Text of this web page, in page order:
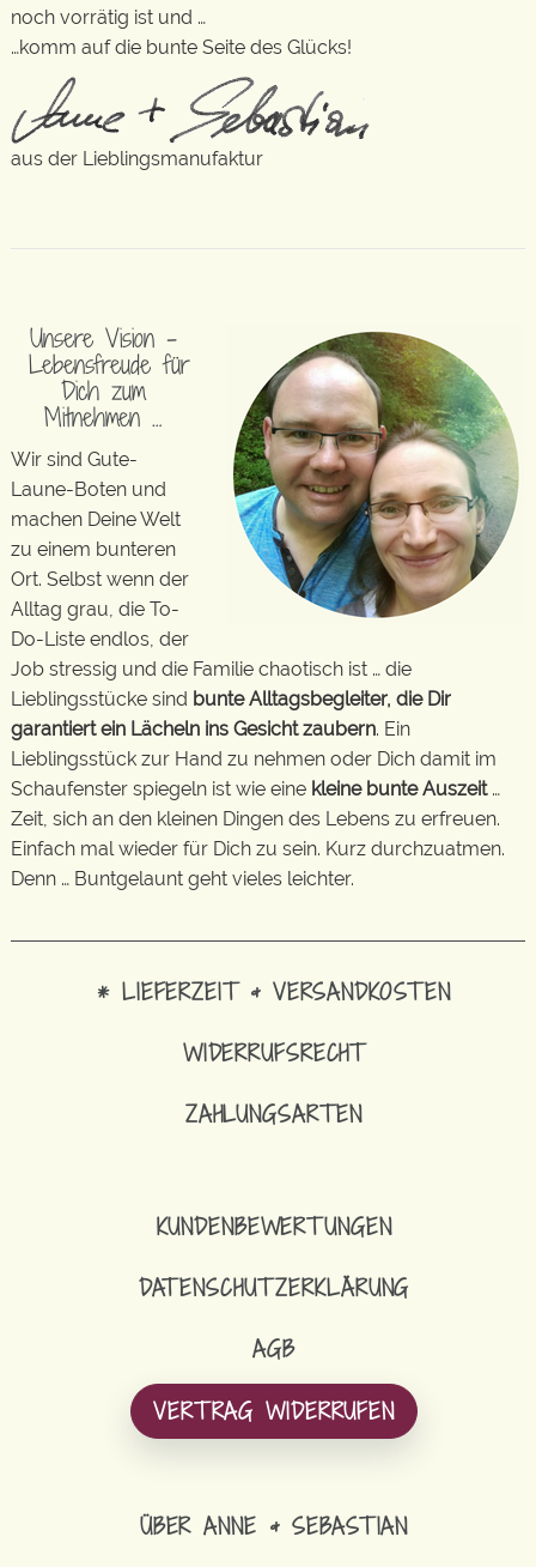
noch vorrätig ist und …
…komm auf die bunte Seite des Glücks!
aus der Lieblingsmanufaktur
Unsere Vision –
Lebensfreude für
Dich zum
Mitnehmen …
Wir sind Gute-
Laune-Boten und
machen Deine Welt
zu einem bunteren
Ort. Selbst wenn der
Alltag grau, die To-
Do-Liste endlos, der
Job stressig und die Familie chaotisch ist … die
Lieblingsstücke sind bunte Alltagsbegleiter, die Dir
garantiert ein Lächeln ins Gesicht zaubern. Ein
Lieblingsstück zur Hand zu nehmen oder Dich damit im
Schaufenster spiegeln ist wie eine kleine bunte Auszeit…
Zeit, sich an den kleinen Dingen des Lebens zu erfreuen.
Einfach mal wieder für Dich zu sein. Kurz durchzuatmen.
Denn … Buntgelaunt geht vieles leichter.
* LIEFERZEIT & VERSANDKOSTEN
WIDERRUFSRECHT
ZAHLUNGSARTEN
KUNDENBEWERTUNGEN
DATENSCHUTZERKLÄRUNG
AGB
VERTRAG WIDERRUFEN
ÜBER ANNE & SEBASTIAN